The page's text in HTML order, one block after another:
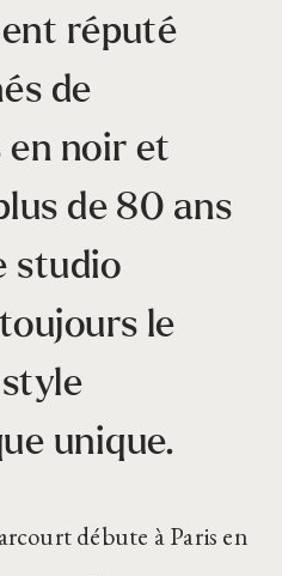
réputé
de
en noir et
de 80 ans
studio
le
style
unique.
débute à Paris en